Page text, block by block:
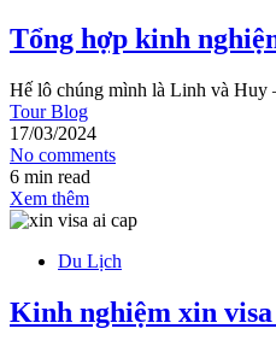
Tổng hợp kinh
Hế lô chúng mình là Linh và Huy
Tour Blog
17/03/2024
No comments
6 min read
Xem thêm
Du Lịch
Kinh nghiệm xin